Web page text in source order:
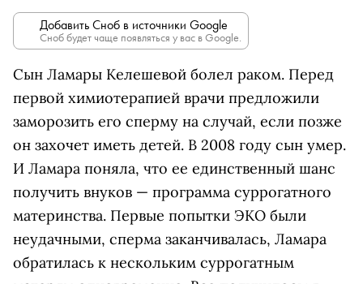
Добавить Сноб в источники Google
Сноб будет чаще появляться у вас в Google.
Сын Ламары Келешевой болел раком. Перед
первой химиотерапией врачи предложили
заморозить его сперму на случай, если позже
он захочет иметь детей. В 2008 году сын умер.
И Ламара поняла, что ее единственный шанс
получить внуков — программа суррогатного
материнства. Первые попытки ЭКО были
неудачными, сперма заканчивалась, Ламара
обратилась к нескольким суррогатным